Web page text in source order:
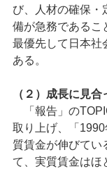
び、人材の確保・
備が急務であるこ
最優先して日本社
ある。
（２）成長に見
「報告」の
取り上げ、「
質賃金が伸びてい
て、実質賃金はほ